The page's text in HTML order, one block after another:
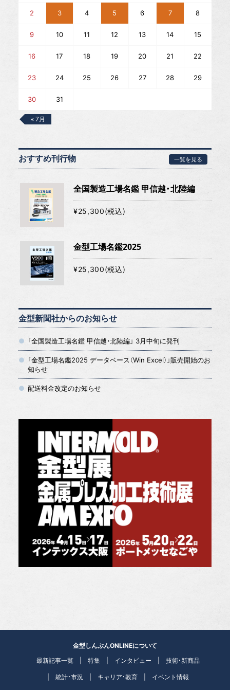
2 3 4 5 6 7 8
9 10 11 12 13 14 15
16 17 18 19 20 21 22
23 24 25 26 27 28 29
30 31
« 7月
おすすめ刊行物 一覧を見る
全国製造工場名鑑 甲信越・北陸編
¥25,300(税込)
金型工場名鑑2025
¥25,300(税込)
金型新聞社からのお知らせ
「全国製造工場名鑑 甲信越・北陸編」 3月中旬に発刊
「金型工場名鑑2025 データベース（Win Excel）」販売開始のお
知らせ
配送料金改定のお知らせ
金型しんぶんONLINEについて
最新記事一覧
特集 インタビュー 技術・新商品
統計・市況 キャリア・教育 イベント情報